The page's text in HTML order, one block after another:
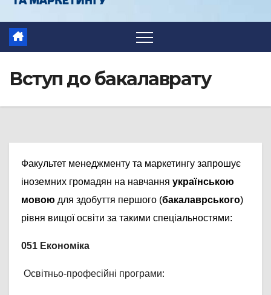
Вступ до бакалаврату
Факультет менеджменту та маркетингу запрошує
іноземних громадян на навчання українською
мовою для здобуття першого (бакалаврського)
рівня вищої освіти за такими спеціальностями:
051 Економіка
Освітньо-професійні програми: